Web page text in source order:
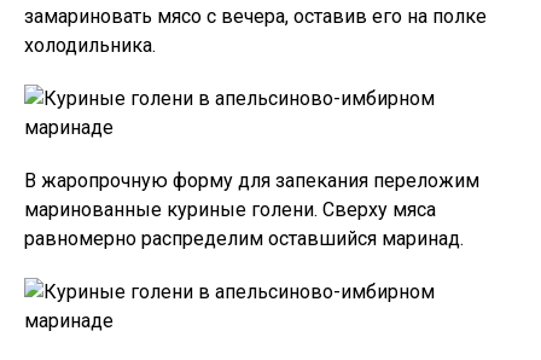
замариновать мясо с вечера, оставив его на полке
холодильника.
В жаропрочную форму для запекания переложим
маринованные куриные голени. Сверху мяса
равномерно распределим оставшийся маринад.